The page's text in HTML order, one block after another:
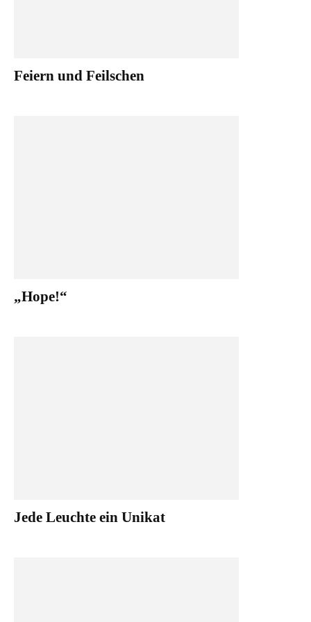
Feiern und Feilschen
„Hope!“
Jede Leuchte ein Unikat